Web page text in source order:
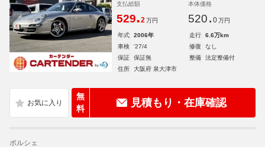
支払総額
529.2 万円
本体価格
520. 0 万円
年式 2006年 走行
6.6万km
車検
'27/4 修復
なし
保証
保証無 整備
法定整備付
住所
大阪府 泉大津市
無
料
見積もり・在庫確認
ポルシェ